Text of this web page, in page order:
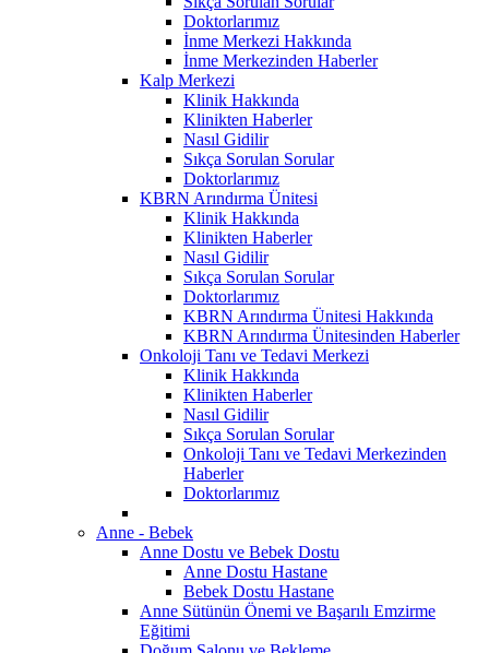
Doktorlarımız
İnme Merkezi Hakkında
İnme Merkezinden Haberler
Kalp Merkezi
Klinik Hakkında
Klinikten Haberler
Nasıl Gidilir
Sıkça Sorulan Sorular
Doktorlarımız
KBRN Arındırma Ünitesi
Klinik Hakkında
Klinikten Haberler
Nasıl Gidilir
Sıkça Sorulan Sorular
Doktorlarımız
KBRN Arındırma Ünitesi Hakkında
KBRN Arındırma Ünitesinden Haberler
Onkoloji Tanı ve Tedavi Merkezi
Klinik Hakkında
Klinikten Haberler
Nasıl Gidilir
Sıkça Sorulan Sorular
Onkoloji Tanı ve Tedavi Merkezinden
Haberler
Doktorlarımız
Anne - Bebek
Anne Dostu ve Bebek Dostu
Anne Dostu Hastane
Bebek Dostu Hastane
Anne Sütünün Önemi ve Başarılı Emzirme
Eğitimi